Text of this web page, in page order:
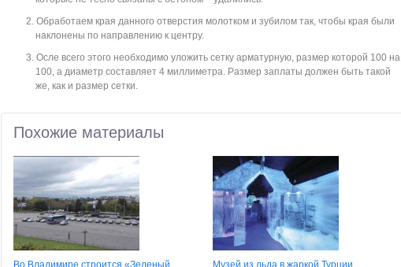
Обработаем края данного отверстия молотком и зубилом так, чтобы края были
наклонены по направлению к центру.
Осле всего этого необходимо уложить сетку арматурную, размер которой 100 на
100, а диаметр составляет 4 миллиметра. Размер заплаты должен быть такой
же, как и размер сетки.
Похожие материалы
Во Владимире строится «Зеленый
Музей из льда в жаркой Турции